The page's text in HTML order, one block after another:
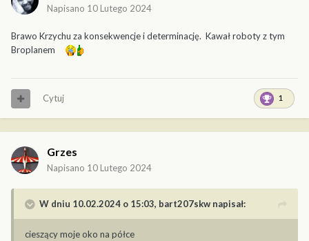
Napisano 10 Lutego 2024
Brawo Krzychu za konsekwencje i determinację. Kawał roboty z tym
Broplanem
1
Cytuj
Grzes
Napisano 10 Lutego 2024
W dniu 10.02.2024 o 15:03, bart207skw napisał:
cieszący moje oko na półce